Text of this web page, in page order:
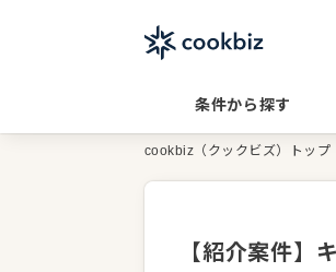
条件から探す
cookbiz（クックビズ）トップ
【紹介案件】